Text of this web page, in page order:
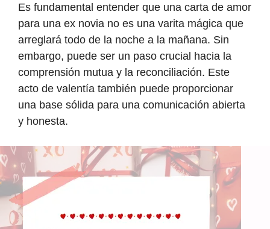
Es fundamental entender que una carta de amor
para una ex novia no es una varita mágica que
arreglará todo de la noche a la mañana. Sin
embargo, puede ser un paso crucial hacia la
comprensión mutua y la reconciliación. Este
acto de valentía también puede proporcionar
una base sólida para una comunicación abierta
y honesta.